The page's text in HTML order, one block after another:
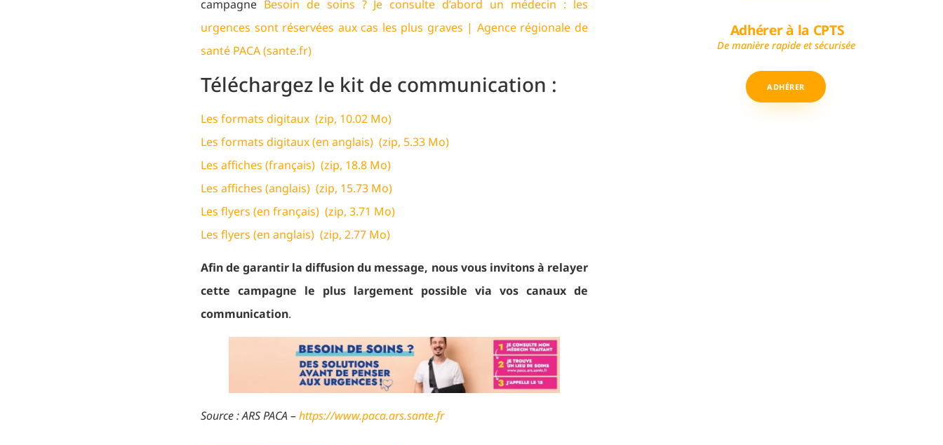
campagne Besoin de soins ? Je consulte d’abord un médecin : les
urgences sont réservées aux cas les plus graves | Agence régionale de
santé PACA (sante.fr)
Téléchargez le kit de communication :
Les formats digitaux (zip, 10.02 Mo)
Les formats digitaux (en anglais) (zip, 5.33 Mo)
Les affiches (français) (zip, 18.8 Mo)
Les affiches (anglais) (zip, 15.73 Mo)
Les flyers (en français) (zip, 3.71 Mo)
Les flyers (en anglais) (zip, 2.77 Mo)
Afin de garantir la diffusion du message, nous vous invitons à relayer
cette campagne le plus largement possible via vos canaux de
communication.
Source : ARS PACA –https://www.paca.ars.sante.fr
Adhérer à la CPTS
De manière rapide et sécurisée
ADHÉRER